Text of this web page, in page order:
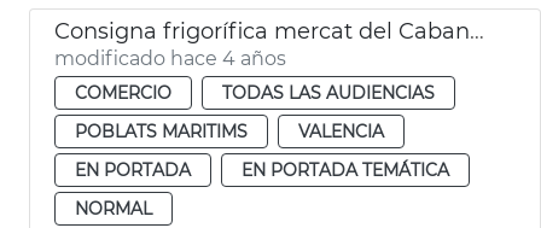
Consigna frigorífica mercat del Cabanyal
modificado hace 4 años
COMERCIO
TODAS LAS AUDIENCIAS
POBLATS MARITIMS
VALENCIA
EN PORTADA
EN PORTADA TEMÁTICA
NORMAL